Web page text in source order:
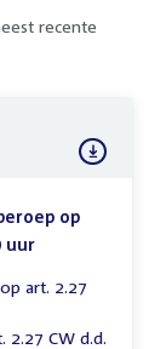
recente
op
uur
art. 2.27
2.27 CW d.d.